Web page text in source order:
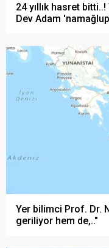
24 yıllık hasret
Dev Adam
Yer bilimci Prof. Dr.
geriliyor hem de,.."